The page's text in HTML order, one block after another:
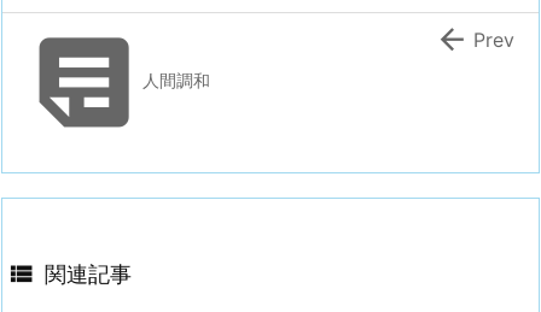
人間調和
 Prev
 関連記事